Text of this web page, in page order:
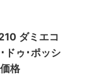
ダミエコ
ドゥ･ポッシ
格